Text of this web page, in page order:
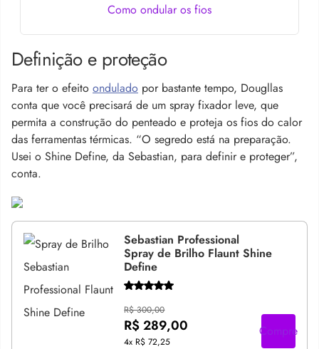
Como ondular os fios
Definição e proteção
Para ter o efeito ondulado por bastante tempo, Dougllas
conta que você precisará de um spray fixador leve, que
permita a construção do penteado e proteja os fios do calor
das ferramentas térmicas. “O segredo está na preparação.
Usei o Shine Define, da Sebastian, para definir e proteger”,
conta.
Sebastian Professional
Spray de Brilho Flaunt Shine
Define
R$ 300,00
R$ 289,00
4x R$ 72,25
Compre